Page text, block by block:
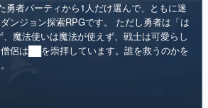
勇者パーティから1人だけ選んで、ともに迷
ンジョン探索RPGです。 ただし勇者は「は
魔法使いは魔法が使えず、戦士は可愛らし
侶は██を崇拝しています。誰を救うのかを